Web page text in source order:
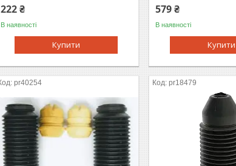
222 ₴
В наявності
Купити
579 ₴
В наявності
Купити
pr40254 pr18479